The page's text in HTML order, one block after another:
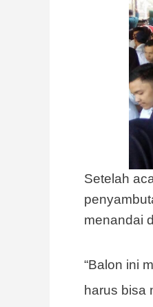
Setelah
menandai
“Balon ini
harus bisa